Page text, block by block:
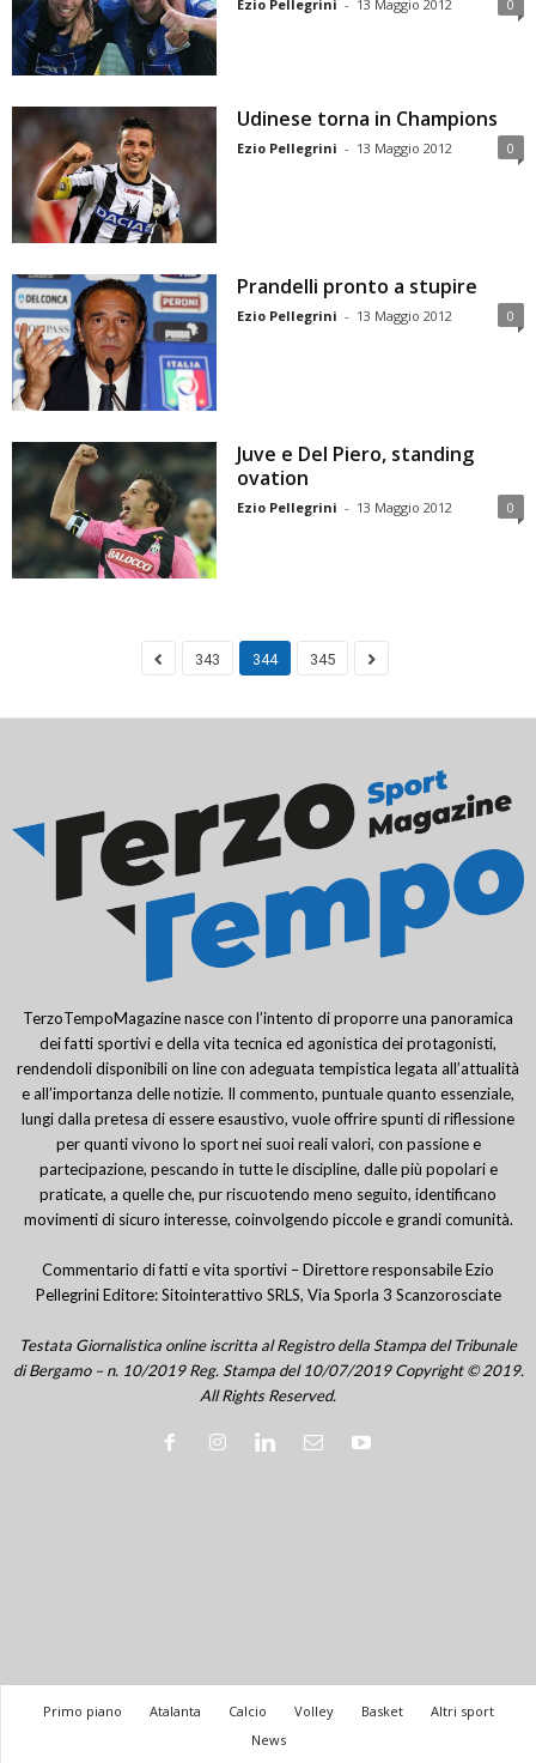
Ezio Pellegrini - 13 Maggio 2012 0
Udinese torna in Champions
Ezio Pellegrini - 13 Maggio 2012 0
Prandelli pronto a stupire
Ezio Pellegrini - 13 Maggio 2012 0
Juve e Del Piero, standing
ovation
Ezio Pellegrini - 13 Maggio 2012 0
343 344 345
TerzoTempoMagazine nasce con l’intento di proporre una panoramica
dei fatti sportivi e della vita tecnica ed agonistica dei protagonisti,
rendendoli disponibili on line con adeguata tempistica legata all’attualità
e all’importanza delle notizie. Il commento, puntuale quanto essenziale,
lungi dalla pretesa di essere esaustivo, vuole offrire spunti di riflessione
per quanti vivono lo sport nei suoi reali valori, con passione e
partecipazione, pescando in tutte le discipline, dalle più popolari e
praticate, a quelle che, pur riscuotendo meno seguito, identificano
movimenti di sicuro interesse, coinvolgendo piccole e grandi comunità.
Commentario di fatti e vita sportivi – Direttore responsabile Ezio
Pellegrini Editore: Sitointerattivo SRLS, Via Sporla 3 Scanzorosciate
Testata Giornalistica online iscritta al Registro della Stampa del Tribunale
di Bergamo – n. 10/2019 Reg. Stampa del 10/07/2019 Copyright © 2019.
All Rights Reserved.
Primo piano Atalanta Calcio Volley Basket
Altri sport
News